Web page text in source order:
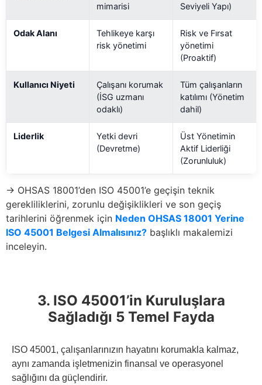
mimarisi
Seviyeli Yapı)
Odak Alanı
Tehlikeye karşı
risk yönetimi
Risk ve Fırsat
yönetimi
(Proaktif)
Kullanıcı Niyeti
Çalışanı korumak
(İSG uzmanı
odaklı)
Tüm çalışanların
katılımı (Yönetim
dahil)
Liderlik
Yetki devri
(Devretme)
Üst Yönetimin
Aktif Liderliği
(Zorunluluk)
→ OHSAS 18001’den ISO 45001’e geçişin teknik
gerekliliklerini, zorunlu değişiklikleri ve son geçiş
tarihlerini öğrenmek için Neden OHSAS 18001 Yerine
ISO 45001 Belgesi Almalısınız? başlıklı makalemizi
inceleyin.
3. ISO 45001’in Kuruluşlara
Sağladığı 5 Temel Fayda
ISO 45001, çalışanlarınızın hayatını korumakla kalmaz,
aynı zamanda işletmenizin finansal ve operasyonel
sağlığını da güçlendirir.